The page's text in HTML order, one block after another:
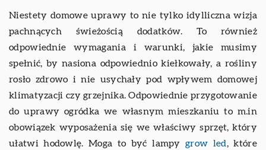
Niestety domowe uprawy to nie tylko idylliczna wizja
pachnących świeżością dodatków. To również
odpowiednie wymagania i warunki, jakie musimy
spełnić, by nasiona odpowiednio kiełkowały, a rośliny
rosło zdrowo i nie usychały pod wpływem domowej
klimatyzacji czy grzejnika. Odpowiednie przygotowanie
do uprawy ogródka we własnym mieszkaniu to m.in
obowiązek wyposażenia się we właściwy sprzęt, który
ułatwi hodowlę. Moga to być lampygrow led, które